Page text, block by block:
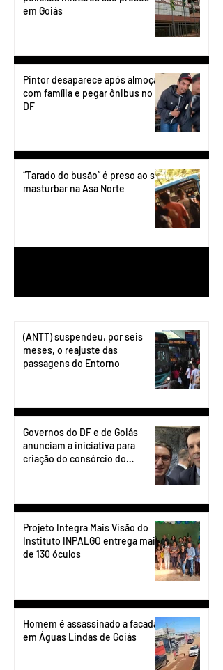
em Goiás
Pintor desaparece após almoçar
com família e pegar ônibus no
DF
“Tarado do busão” é preso ao se
masturbar na Asa Norte
(ANTT) suspendeu, por seis
meses, o reajuste das
passagens do Entorno
Governos do DF e de Goiás
anunciam a iniciativa para
criação do consórcio do
Projeto Integra Mais Visão do
Instituto INPALGO entrega mais
de 130 óculos
Homem é assassinado a facadas
em Águas Lindas de Goiás